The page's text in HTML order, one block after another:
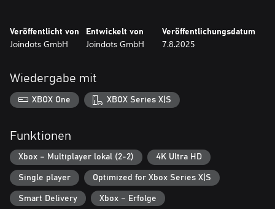
Veröffentlicht von
Joindots GmbH
Entwickelt von
Joindots GmbH
Veröffentlichungsdatum
7.8.2025
Wiedergabe mit
XBOX One XBOX Series X|S
Funktionen
Xbox – Multiplayer lokal (2-2) 4K Ultra HD
Single player Optimized for Xbox Series X|S
Smart Delivery Xbox – Erfolge